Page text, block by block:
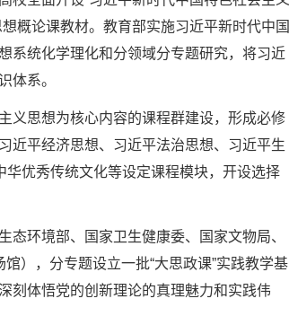
概论课教材。教育部实施习近平新时代中国
系统化学理化和分领域分专题研究，将习近
体系。
义思想为核心内容的课程群建设，形成必修
近平经济思想、习近平法治思想、习近平生
华优秀传统文化等设定课程模块，开设选择
环境部、国家卫生健康委、国家文物局、
），分专题设立一批“大思政课”实践教学基
刻体悟党的创新理论的真理魅力和实践伟